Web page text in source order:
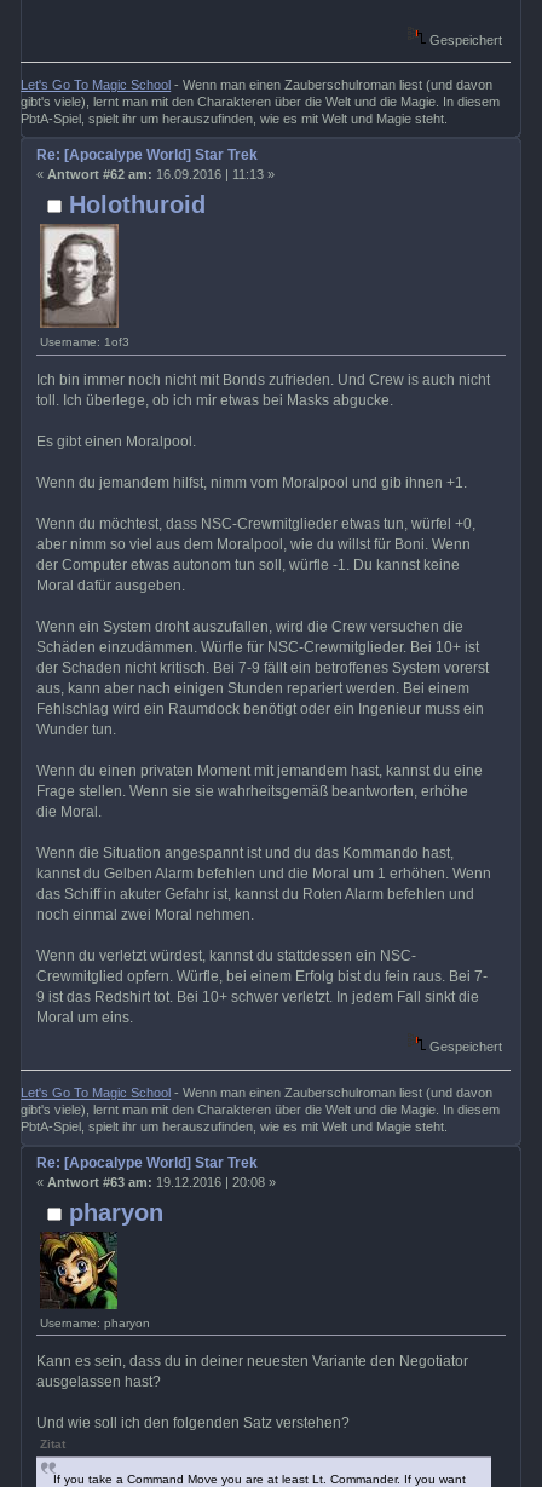
Gespeichert
Let's Go To Magic School - Wenn man einen Zauberschulroman liest (und davon
gibt's viele), lernt man mit den Charakteren über die Welt und die Magie. In diesem
PbtA-Spiel, spielt ihr um herauszufinden, wie es mit Welt und Magie steht.
Holothuroid
Username: 1of3
Re: [Apocalype World] Star Trek
« Antwort #62 am: 16.09.2016 | 11:13 »
Ich bin immer noch nicht mit Bonds zufrieden. Und Crew is auch nicht
toll. Ich überlege, ob ich mir etwas bei Masks abgucke.
Es gibt einen Moralpool.
Wenn du jemandem hilfst, nimm vom Moralpool und gib ihnen +1.
Wenn du möchtest, dass NSC-Crewmitglieder etwas tun, würfel +0,
aber nimm so viel aus dem Moralpool, wie du willst für Boni. Wenn
der Computer etwas autonom tun soll, würfle -1. Du kannst keine
Moral dafür ausgeben.
Wenn ein System droht auszufallen, wird die Crew versuchen die
Schäden einzudämmen. Würfle für NSC-Crewmitglieder. Bei 10+ ist
der Schaden nicht kritisch. Bei 7-9 fällt ein betroffenes System vorerst
aus, kann aber nach einigen Stunden repariert werden. Bei einem
Fehlschlag wird ein Raumdock benötigt oder ein Ingenieur muss ein
Wunder tun.
Wenn du einen privaten Moment mit jemandem hast, kannst du eine
Frage stellen. Wenn sie sie wahrheitsgemäß beantworten, erhöhe
die Moral.
Wenn die Situation angespannt ist und du das Kommando hast,
kannst du Gelben Alarm befehlen und die Moral um 1 erhöhen. Wenn
das Schiff in akuter Gefahr ist, kannst du Roten Alarm befehlen und
noch einmal zwei Moral nehmen.
Wenn du verletzt würdest, kannst du stattdessen ein NSC-
Crewmitglied opfern. Würfle, bei einem Erfolg bist du fein raus. Bei 7-
9 ist das Redshirt tot. Bei 10+ schwer verletzt. In jedem Fall sinkt die
Moral um eins.
Gespeichert
Let's Go To Magic School - Wenn man einen Zauberschulroman liest (und davon
gibt's viele), lernt man mit den Charakteren über die Welt und die Magie. In diesem
PbtA-Spiel, spielt ihr um herauszufinden, wie es mit Welt und Magie steht.
pharyon
Username: pharyon
Re: [Apocalype World] Star Trek
« Antwort #63 am: 19.12.2016 | 20:08 »
Kann es sein, dass du in deiner neuesten Variante den Negotiator
ausgelassen hast?
Und wie soll ich den folgenden Satz verstehen?
Zitat
If you take a Command Move you are at least Lt. Commander. If you want